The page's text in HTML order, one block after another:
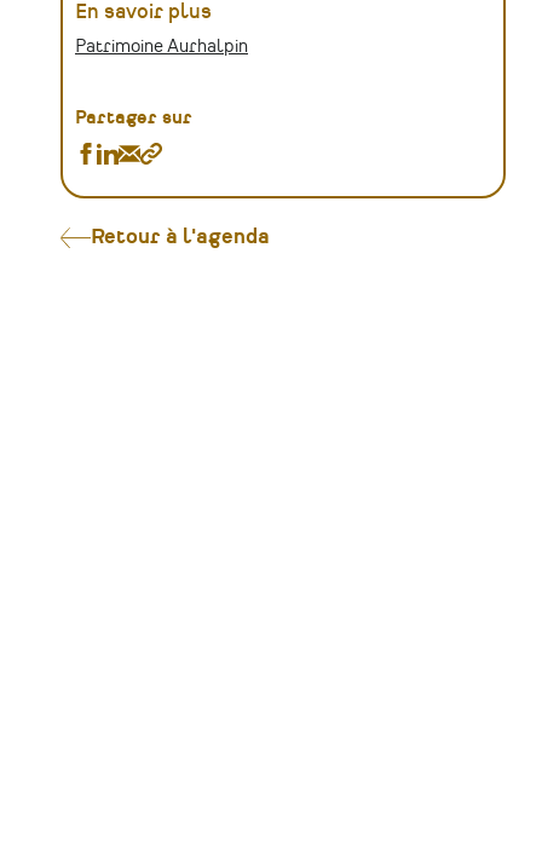
En savoir plus
Patrimoine Aurhalpin
Partager sur
Partager
autour
Partager
autour
Partager
autour
Retour à l'agenda